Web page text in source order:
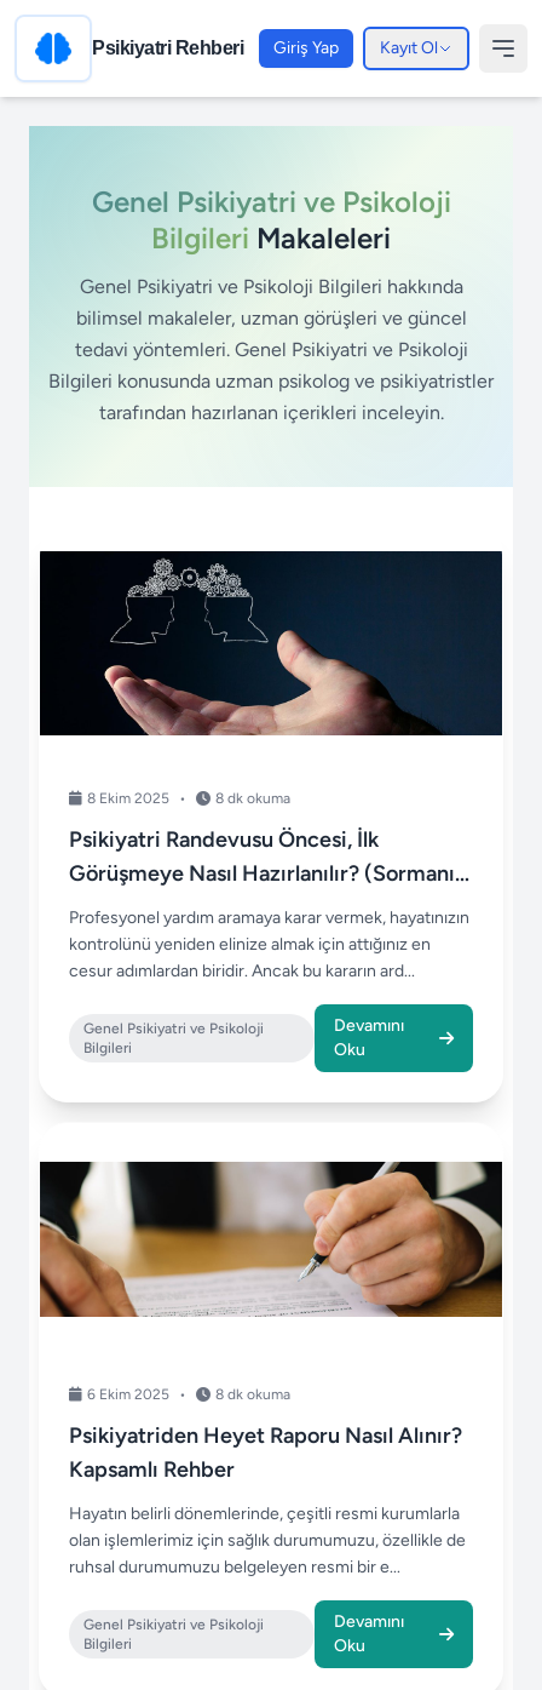
Psikiyatri Rehberi Giriş Yap Kayıt Ol
Genel Psikiyatri ve Psikoloji
Bilgileri Makaleleri
Genel Psikiyatri ve Psikoloji Bilgileri hakkında
bilimsel makaleler, uzman görüşleri ve güncel
tedavi yöntemleri. Genel Psikiyatri ve Psikoloji
Bilgileri konusunda uzman psikolog ve psikiyatristler
tarafından hazırlanan içerikleri inceleyin.
8 Ekim 2025 • 8 dk okuma
Psikiyatri Randevusu Öncesi, İlk
Görüşmeye Nasıl Hazırlanılır? (Sormanız
Gereken 5 Soru)
Profesyonel yardım aramaya karar vermek, hayatınızın
kontrolünü yeniden elinize almak için attığınız en
cesur adımlardan biridir. Ancak bu kararın ard...
Genel Psikiyatri ve Psikoloji
Bilgileri
Devamını
Oku
6 Ekim 2025 • 8 dk okuma
Psikiyatriden Heyet Raporu Nasıl Alınır?
Kapsamlı Rehber
Hayatın belirli dönemlerinde, çeşitli resmi kurumlarla
olan işlemlerimiz için sağlık durumumuzu, özellikle de
ruhsal durumumuzu belgeleyen resmi bir e...
Genel Psikiyatri ve Psikoloji
Bilgileri
Devamını
Oku